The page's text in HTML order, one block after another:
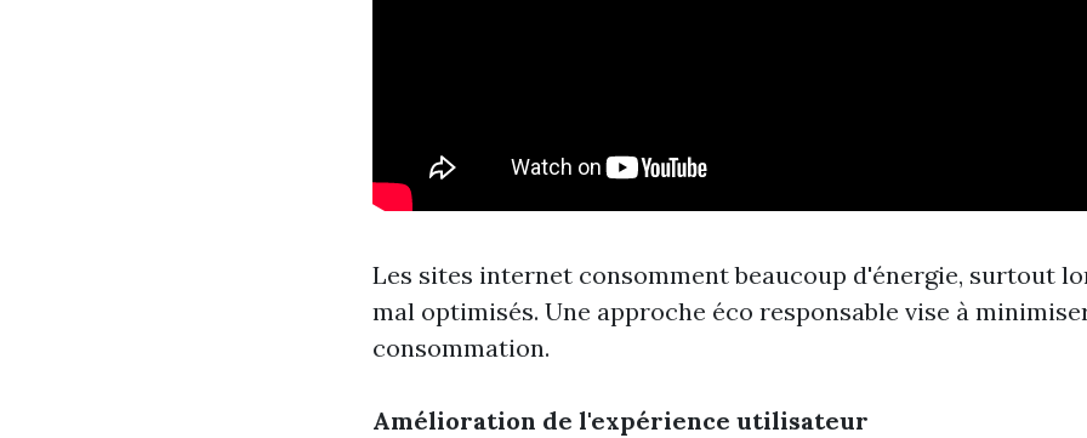
Les sites internet consomment beaucoup d'énergie, surtout
mal optimisés. Une approche éco responsable vise à
consommation.
Amélioration de l'expérience utilisateur